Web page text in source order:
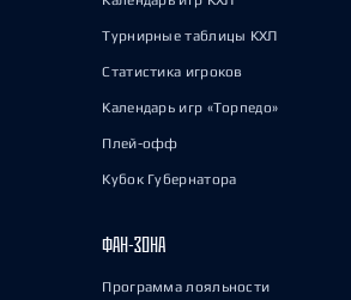
Турнирные таблицы КХЛ
Статистика игроков
Календарь игр «Торпедо»
Плей-офф
Кубок Губернатора
ФАН-ЗОНА
Программа лояльности